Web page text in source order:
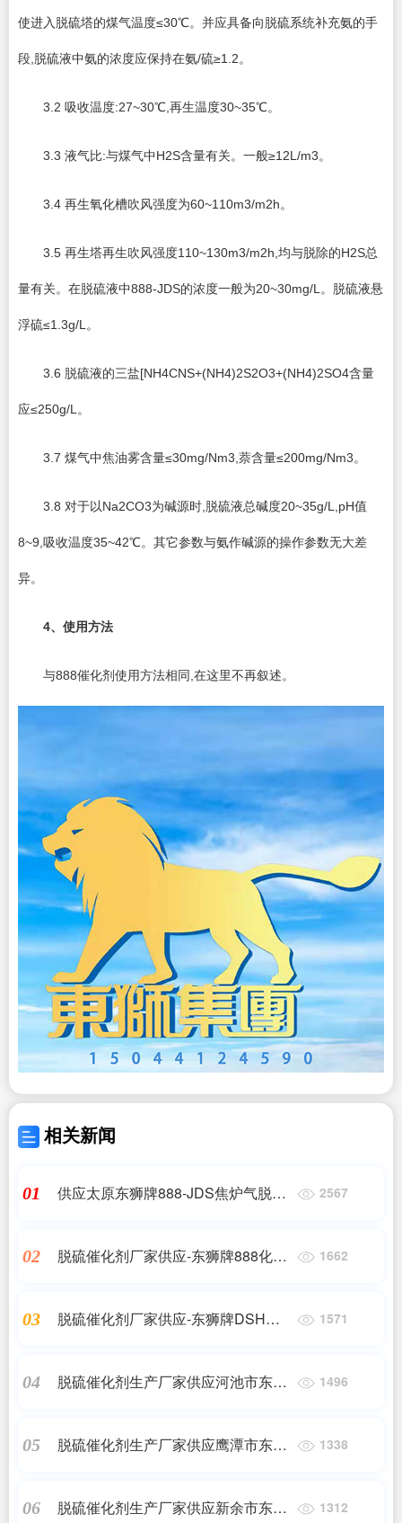
使进入脱硫塔的煤气温度≤30℃。并应具备向脱硫系统补充氨的手
段,脱硫液中氨的浓度应保持在氨/硫≥1.2。
3.2 吸收温度:27~30℃,再生温度30~35℃。
3.3 液气比:与煤气中H2S含量有关。一般≥12L/m3。
3.4 再生氧化槽吹风强度为60~110m3/m2h。
3.5 再生塔再生吹风强度110~130m3/m2h,均与脱除的H2S总
量有关。在脱硫液中888-JDS的浓度一般为20~30mg/L。脱硫液悬
浮硫≤1.3g/L。
3.6 脱硫液的三盐[NH4CNS+(NH4)2S2O3+(NH4)2SO4含量
应≤250g/L。
3.7 煤气中焦油雾含量≤30mg/Nm3,萘含量≤200mg/Nm3。
3.8 对于以Na2CO3为碱源时,脱硫液总碱度20~35g/L,pH值
8~9,吸收温度35~42℃。其它参数与氨作碱源的操作参数无大差
异。
4、使用方法
与888催化剂使用方法相同,在这里不再叙述。
相关新闻
01
供应太原东狮牌888-JDS焦炉气脱硫
2567
02
脱硫催化剂厂家供应-东狮牌888化肥
1662
03
脱硫催化剂厂家供应-东狮牌DSH高
1571
04
脱硫催化剂生产厂家供应河池市东狮
1496
05
脱硫催化剂生产厂家供应鹰潭市东狮
1338
06
脱硫催化剂生产厂家供应新余市东狮
1312